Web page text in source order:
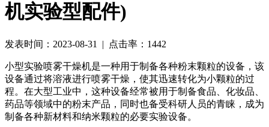
机实验型配件)
发表时间：2023-08-31 | 点击率：1442
小型实验喷雾干燥机是一种用于制备各种粉末颗粒的设备，该
设备通过将溶液进行喷雾干燥，使其迅速转化为小颗粒的过
程。在大型工业中，这种设备经常被用于制备食品、化妆品、
药品等领域中的粉末产品，同时也备受科研人员的青睐，成为
制备各种新材料和纳米颗粒的必要实验设备。